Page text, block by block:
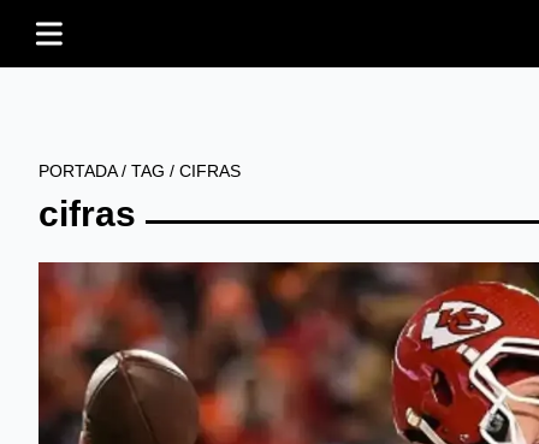
PORTADA/ TAG / CIFRAS
cifras